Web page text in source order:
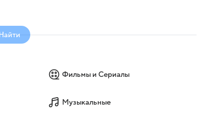
Фильмы и Сериалы
Музыкальные